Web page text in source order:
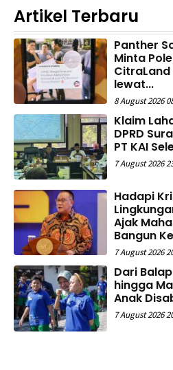
Artikel Terbaru
Panther
Minta
CitraLand
lewat...
8 August 2026
Klaim
DPRD
PT KAI
7 August 2026
Hadapi
Ajak
Bangun
7 August 2026
Dari
hingga
Anak
7 August 2026